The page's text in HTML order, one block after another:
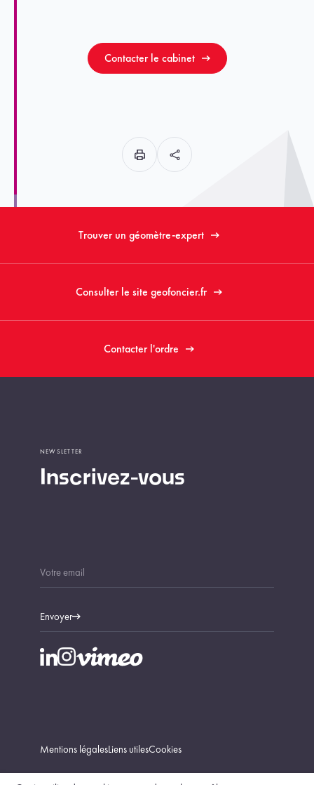
Contacter le cabinet
Trouver un géomètre-expert
Consulter le site geofoncier.fr
Contacter l'ordre
Inscrivez-vous
NEWSLETTER
Envoyer
Mentions légalesLiens utilesCookies